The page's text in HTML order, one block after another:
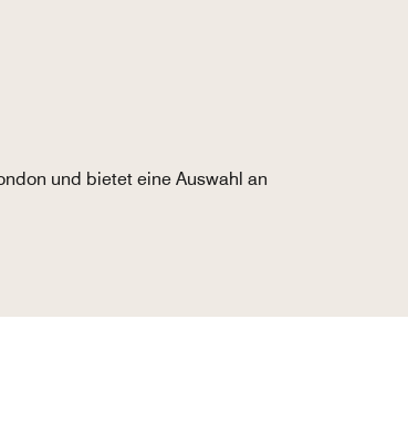
und bietet eine Auswahl an